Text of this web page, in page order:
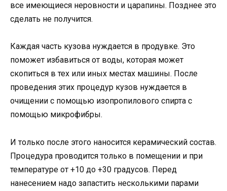
все имеющиеся неровности и царапины. Позднее это
сделать не получится.
Каждая часть кузова нуждается в продувке. Это
поможет избавиться от воды, которая может
скопиться в тех или иных местах машины. После
проведения этих процедур кузов нуждается в
очищении с помощью изопропилового спирта с
помощью микрофибры.
И только после этого наносится керамический состав.
Процедура проводится только в помещении и при
температуре от +10 до +30 градусов. Перед
нанесением надо запастить несколькими парами